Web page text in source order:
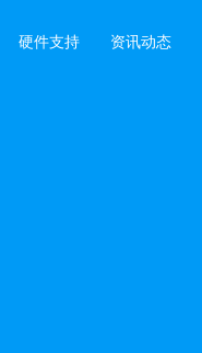
硬件支持 资讯动态